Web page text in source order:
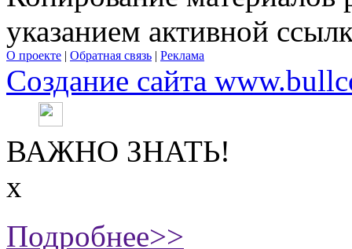
указанием активной
О проекте | Обратная связь | Реклама
Создание сайта
ВАЖНО ЗНАТЬ!
х
Подробнее>>